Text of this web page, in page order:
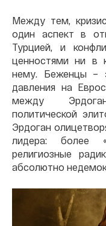
Между тем,
один аспект в
Турцией, и
ценностями ни в
нему. Беженцы –
давления на
между
политической
Эрдоган
лидера: более
религиозные
абсолютно